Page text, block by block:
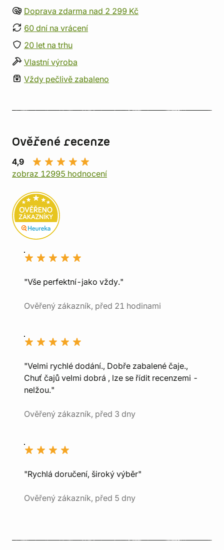
Doprava zdarma nad 2 299 Kč
60 dní na vrácení
20 let na trhu
Vlastní výroba
Vždy pečlivě zabaleno
Ověřené recenze
4,9
zobraz 12995 hodnocení
"Vše perfektní-jako vždy."
Ověřený zákazník, před 21 hodinami
"Velmi rychlé dodání., Dobře zabalené čaje.,
Chuť čajů velmi dobrá , lze se řídit recenzemi -
nelžou."
Ověřený zákazník, před 3 dny
"Rychlá doručení, široký výběr"
Ověřený zákazník, před 5 dny